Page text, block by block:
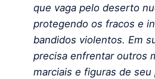
que vaga pelo deserto
protegendo os fracos e
bandidos violentos. Em
precisa enfrentar outros
marciais e figuras de seu